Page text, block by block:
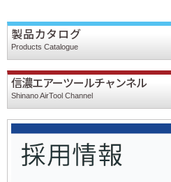
製品カタログ
Products Catalogue
信濃エアーツールチャンネル
Shinano AirTool Channel